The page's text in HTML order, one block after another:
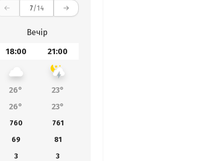
7/14
Вечір
18:00 21:00
26°
23°
26° 23°
760
761
69
81
3
3